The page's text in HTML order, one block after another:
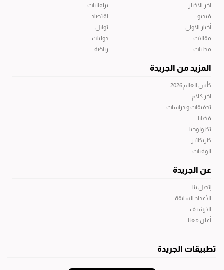
آخر الاخبار
فيديو
أخبار الاولى
مقالات
محليات
برلمانيات
اقتصاد
توابل
دوليات
رياضة
المزيد من الجريدة
كأس العالم 2026
آخر كلام
تحقيقات و دراسات
قضايا
تكنولوجيا
كاريكاتير
الوفيات
عن الجريدة
إتصل بنا
الأعداد السابقة
الارشيف
أعلن معنا
تطبيقات الجريدة